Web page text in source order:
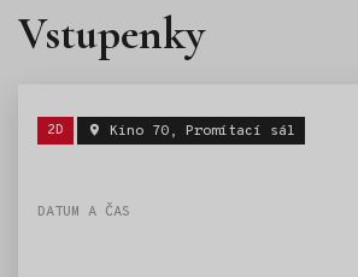
Vstupenky
Štítky:
2D Kino 70, Promítací sál